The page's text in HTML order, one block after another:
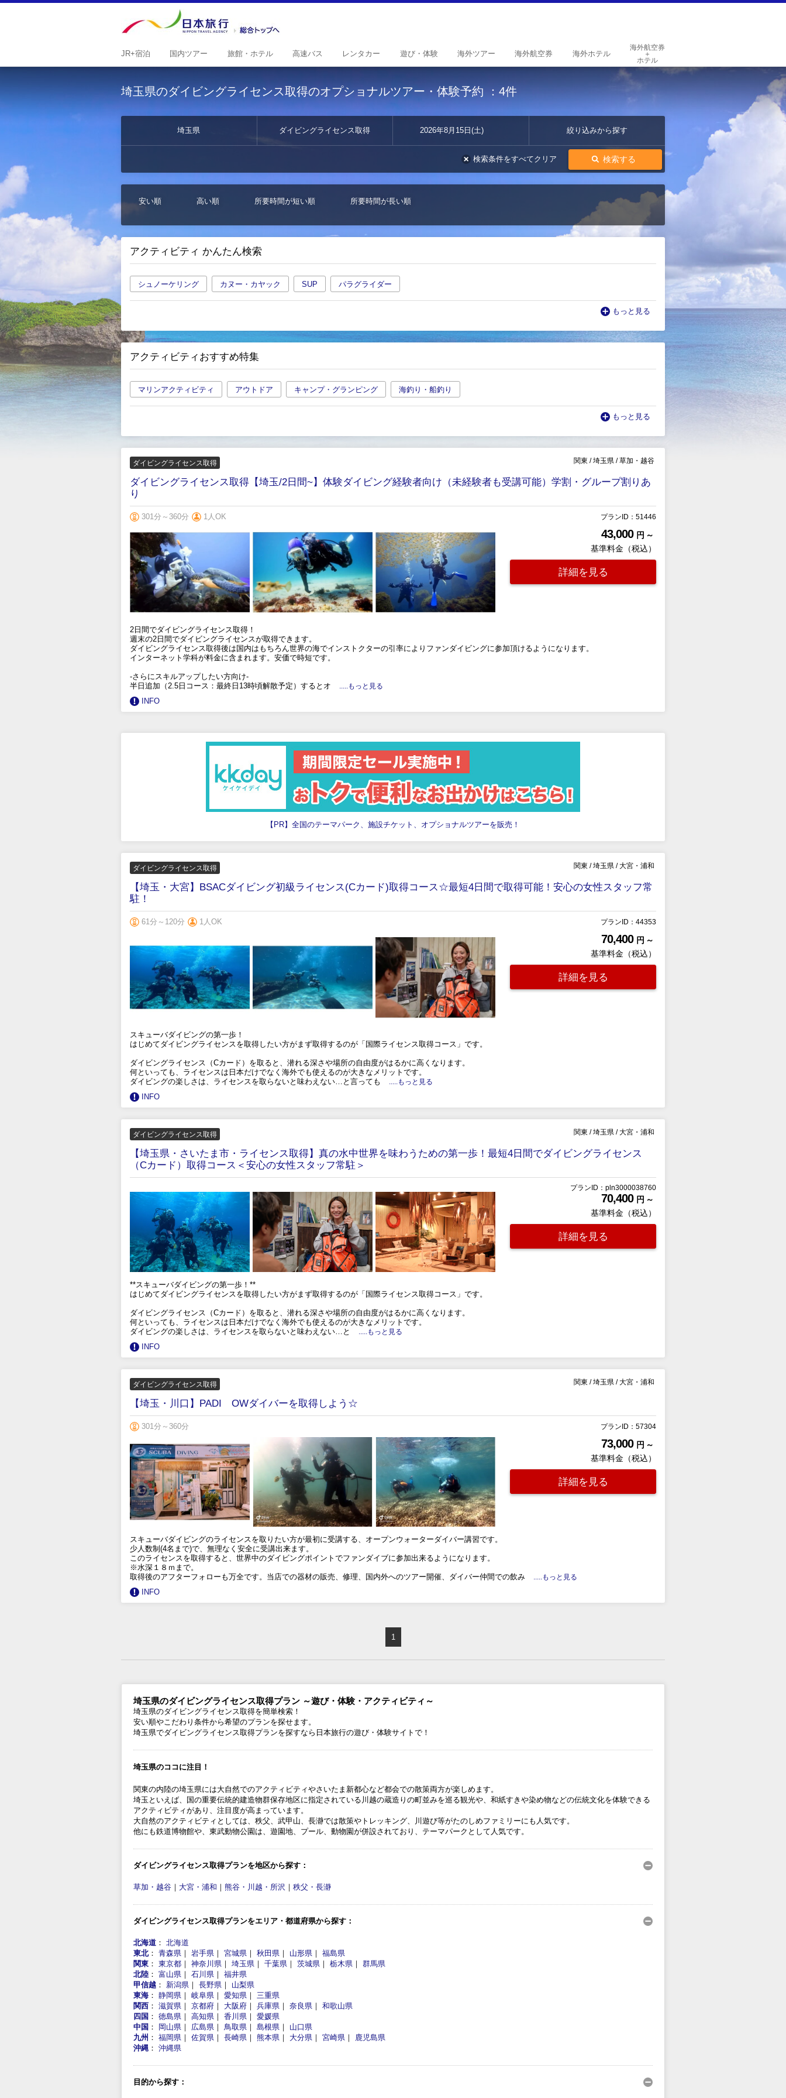
JR+宿泊 国内ツアー 旅館・ ホテル 高速バス レンタ カー 遊び・ 体験 海外ツアー 海外航空券 海外ホテル
海外航空券
＋
ホテル
埼玉県のダイビングライセンス取得のオプショナルツアー・体験予約 ：4件
埼玉県 ダイビングライセンス取得 2026年8月15日(土) 絞り込みから探す
検索する
検索条件をすべてクリア
安い順 高い順 所要時間が短い順 所要時間が長い順
アクティビティ かんたん検索
シュノーケリング カヌー・カヤック SUP パラグライダー
もっと見る
アクティビティおすすめ特集
マリンアクティビティ アウトドア キャンプ・グランピング 海釣り・船釣り
もっと見る
ダイビングライセンス取得 関東 / 埼玉県 / 草加・越谷
ダイビングライセンス取得【埼玉/2日間~】体験ダイビング経験者向け（未経験者も受講可能）学割・グループ割りあ
り
301分～360分 1人OK プランID：51446
43,000 円 ～
基準料金（税込）
詳細を見る
2日間でダイビングライセンス取得！
週末の2日間でダイビングライセンスが取得できます。
ダイビングライセンス取得後は国内はもちろん世界の海でインストクターの引率によりファンダイビングに参加頂けるようになります。
インターネット学科が料金に含まれます。安価で時短です。
-さらにスキルアップしたい方向け-
半日追加（2.5日コース：最終日13時頃解散予定）するとオ
.....もっと見る
INFO
【PR】全国のテーマパーク、施設チケット、オプショナルツアーを販売！
ダイビングライセンス取得 関東 / 埼玉県 / 大宮・浦和
【埼玉・大宮】BSACダイビング初級ライセンス(Cカード)取得コース☆最短4日間で取得可能！安心の女性スタッフ常
駐！
61分～120分 1人OK プランID：44353
70,400 円 ～
基準料金（税込）
詳細を見る
スキューバダイビングの第一歩！
はじめてダイビングライセンスを取得したい方がまず取得するのが「国際ライセンス取得コース」です。
ダイビングライセンス（Cカード）を取ると、潜れる深さや場所の自由度がはるかに高くなります。
何といっても、ライセンスは日本だけでなく海外でも使えるのが大きなメリットです。
ダイビングの楽しさは、ライセンスを取らないと味わえない…と言っても
.....もっと見る
INFO
ダイビングライセンス取得 関東 / 埼玉県 / 大宮・浦和
【埼玉県・さいたま市・ライセンス取得】真の水中世界を味わうための第一歩！最短4日間でダイビングライセンス
（Cカード）取得コース＜安心の女性スタッフ常駐＞
プランID：pln3000038760
70,400 円 ～
基準料金（税込）
詳細を見る
**スキューバダイビングの第一歩！**
はじめてダイビングライセンスを取得したい方がまず取得するのが「国際ライセンス取得コース」です。
ダイビングライセンス（Cカード）を取ると、潜れる深さや場所の自由度がはるかに高くなります。
何といっても、ライセンスは日本だけでなく海外でも使えるのが大きなメリットです。
ダイビングの楽しさは、ライセンスを取らないと味わえない…と
.....もっと見る
INFO
ダイビングライセンス取得 関東 / 埼玉県 / 大宮・浦和
【埼玉・川口】PADI OWダイバーを取得しよう☆
301分～360分 プランID：57304
73,000 円 ～
基準料金（税込）
詳細を見る
スキューバダイビングのライセンスを取りたい方が最初に受講する、オープンウォーターダイバー講習です。
少人数制(4名まで)で、無理なく安全に受講出来ます。
このライセンスを取得すると、世界中のダイビングポイントでファンダイブに参加出来るようになります。
※水深１８ｍまで。
取得後のアフターフォローも万全です。当店での器材の販売、修理、国内外へのツアー開催、ダイバー仲間での飲み
.....もっと見る
INFO
1
埼玉県のダイビングライセンス取得プラン ～遊び・体験・アクティビティ～
埼玉県のダイビングライセンス取得を簡単検索！
安い順やこだわり条件から希望のプランを探せます。
埼玉県でダイビングライセンス取得プランを探すなら日本旅行の遊び・体験サイトで！
埼玉県のココに注目！
関東の内陸の埼玉県には大自然でのアクティビティやさいたま新都心など都会での散策両方が楽しめます。
埼玉といえば、国の重要伝統的建造物群保存地区に指定されている川越の蔵造りの町並みを巡る観光や、和紙すきや染め物などの伝統文化を体験できる
アクティビティがあり、注目度が高まっています。
大自然のアクティビティとしては、秩父、武甲山、長瀞では散策やトレッキング、川遊び等がたのしめファミリーにも人気です。
他にも鉄道博物館や、東武動物公園は、遊園地、プール、動物園が併設されており、テーマパークとして人気です。
ダイビングライセンス取得プランを地区から探す：
草加・越谷 ｜ 大宮・浦和 ｜ 熊谷・川越・所沢 ｜ 秩父・長瀞
ダイビングライセンス取得プランをエリア・都道府県から探す：
北海道 ： 北海道
東北： 青森県 ｜ 岩手県 ｜ 宮城県 ｜ 秋田県 ｜ 山形県 ｜ 福島県
関東 ： 東京都 ｜ 神奈川県 ｜ 埼玉県 ｜ 千葉県 ｜ 茨城県 ｜ 栃木県 ｜ 群馬県
北陸 ： 富山県 ｜ 石川県 ｜ 福井県
甲信越 ： 新潟県 ｜ 長野県 ｜ 山梨県
東海 ： 静岡県 ｜ 岐阜県 ｜ 愛知県 ｜ 三重県
関西 ： 滋賀県 ｜ 京都府 ｜ 大阪府 ｜ 兵庫県 ｜ 奈良県 ｜ 和歌山県
四国 ： 徳島県 ｜ 高知県 ｜ 香川県 ｜ 愛媛県
中国 ： 岡山県 ｜ 広島県 ｜ 鳥取県 ｜ 島根県 ｜ 山口県
九州 ： 福岡県 ｜ 佐賀県 ｜ 長崎県 ｜ 熊本県 ｜ 大分県 ｜ 宮崎県 ｜
鹿児島県
沖縄 ： 沖縄県
目的から探す：